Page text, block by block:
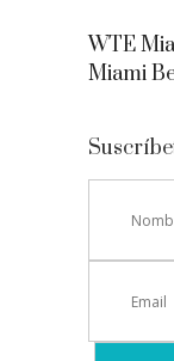
WTE
Miami